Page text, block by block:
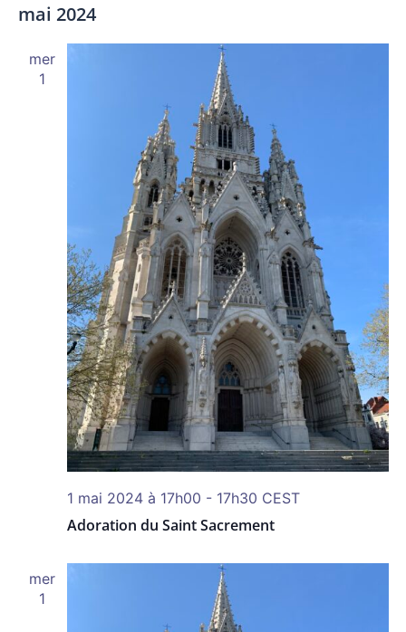
mai 2024
mer
1
Adoration du Saint Sacrement
1 mai 2024 à 17h00 - 17h30 CEST
mer
1